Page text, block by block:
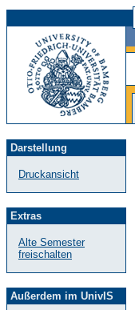
Darstellung
Druckansicht
Extras
Alte Semester
freischalten
Außerdem im UnivIS